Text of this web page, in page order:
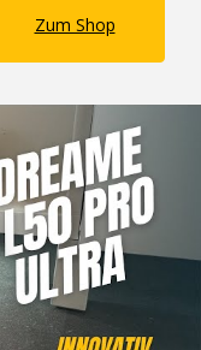
Zum Shop